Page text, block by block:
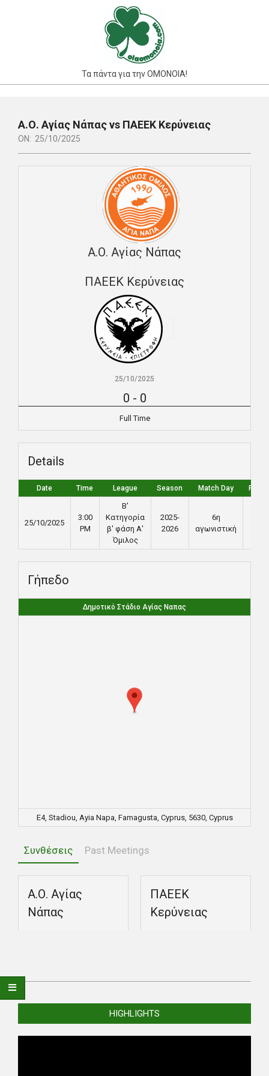
Τα πάντα για την ΟΜΟΝΟΙΑ!
Navigation
Menu
Α.Ο. Αγίας Νάπας vs ΠΑΕΕΚ Κερύνειας
ON: 25/10/2025
Α.Ο. Αγίας Νάπας
ΠΑΕΕΚ Κερύνειας
25/10/2025
0 - 0
Full Time
Details
Date Time League Season Match Day Full
25/10/2025
3:00
PM
Β'
Κατηγορία
β' φάση Α'
Όμιλος
2025-
2026
6η
αγωνιστική
Γήπεδο
Δημοτικό Στάδιο Αγίας Ναπας
E4, Stadiou, Ayia Napa, Famagusta, Cyprus, 5630, Cyprus
Συνθέσεις Past Meetings
Α.Ο. Αγίας
Νάπας
ΠΑΕΕΚ
Κερύνειας
10-
HIGHLIGHTS